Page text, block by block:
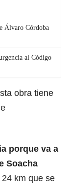
Álvaro Córdoba
al Código
obra tiene
porque va a
Soacha
km que se